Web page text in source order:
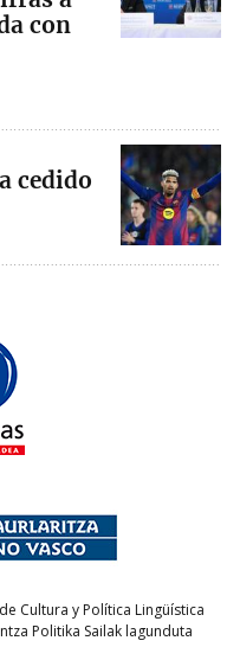
con
cedido
Cultura y Política Lingüística
Politika Sailak lagunduta